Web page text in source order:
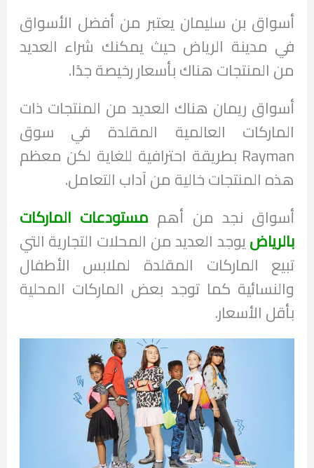
أسواق بن سليمان يعتبر من أفضل الأسواق
في مدينة الرياض حيث يمكنك شراء العديد
من المنتجات هناك بأسعار رخيصة جدًا.
أسواق ريمان هناك العديد من المنتجات ذات
الماركات العالمية المقلدة في سوق
Rayman بطريقة احترافية للغاية لكن معظم
هذه المنتجات خالية من آداب التعامل.
أسواق نجد من أهم مستودعات الماركات
بالرياضيوجد العديد من المحلات التجارية التي
تبيع الماركات المقلدة لملابس الأطفال
والنسائية كما توجد بعض الماركات المحلية
بأقل الأسعار.